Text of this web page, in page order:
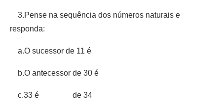
3.Pense na sequência dos números naturais e
responda:
a.O sucessor de 11 é
b.O antecessor de 30 é
c.33 é de 34